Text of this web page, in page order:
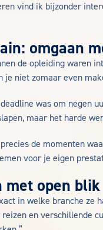
vind ik bijzonder
omgaan
de opleiding waren
je niet zomaar even
was om negen
maar het harde
de momenten
voor je eigen
open blik
in welke branche
en verschillende